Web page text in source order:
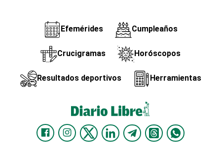
Efemérides Cumpleaños
Crucigramas Horóscopos
Resultados deportivos Herramientas